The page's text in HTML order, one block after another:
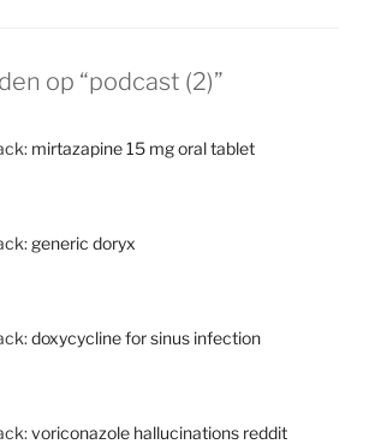
op “podcast (2)”
mirtazapine 15 mg oral tablet
generic doryx
doxycycline for sinus infection
voriconazole hallucinations reddit